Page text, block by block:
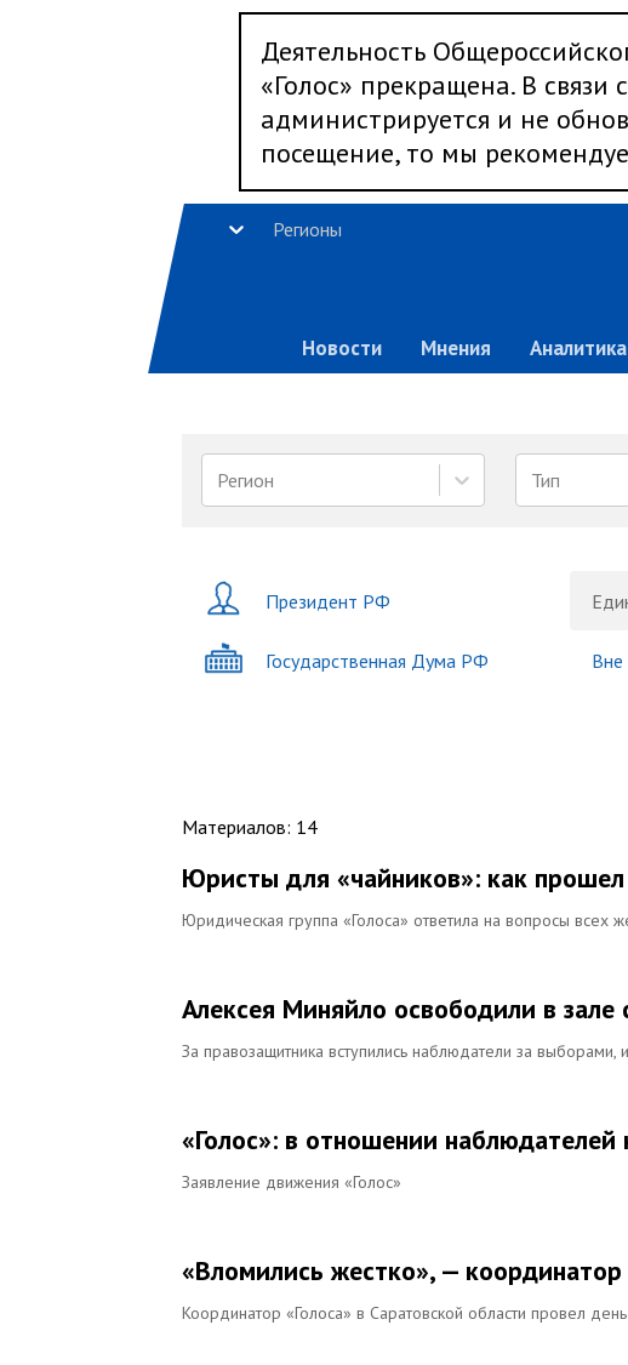
Деятельность
«Голос» прекращена. В
администрируется и не
посещение, то мы
Регионы
Новости Мнения Аналитика
Регион Тип
Президент РФ
Государственная Дума РФ Вне
Материалов: 14
Юристы для «чайников»: как
Юридическая группа «Голоса» ответила на вопросы всех
Алексея Миняйло освободили в зале
За правозащитника вступились наблюдатели за
«Голос»: в отношении наблюдателей
Заявление движения «Голос»
«Вломились жестко», —
Координатор «Голоса» в Саратовской области провел